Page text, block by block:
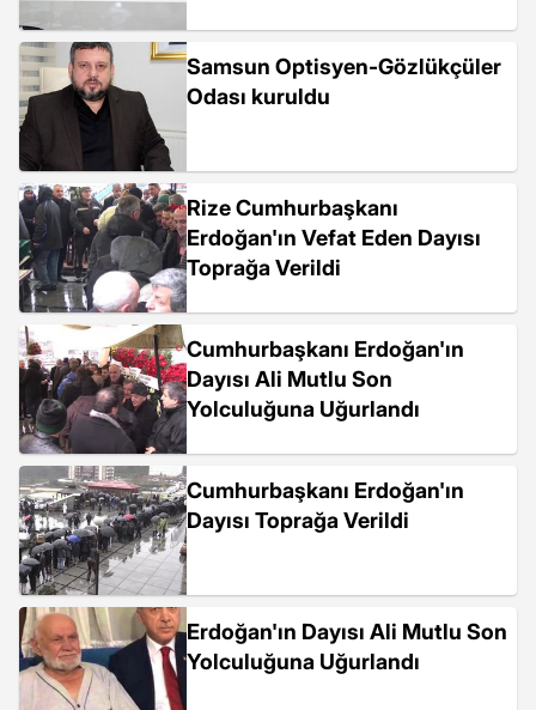
Samsun Optisyen-Gözlükçüler
Odası kuruldu
Rize Cumhurbaşkanı
Erdoğan'ın Vefat Eden Dayısı
Toprağa Verildi
Cumhurbaşkanı Erdoğan'ın
Dayısı Ali Mutlu Son
Yolculuğuna Uğurlandı
Cumhurbaşkanı Erdoğan'ın
Dayısı Toprağa Verildi
Erdoğan'ın Dayısı Ali Mutlu Son
Yolculuğuna Uğurlandı